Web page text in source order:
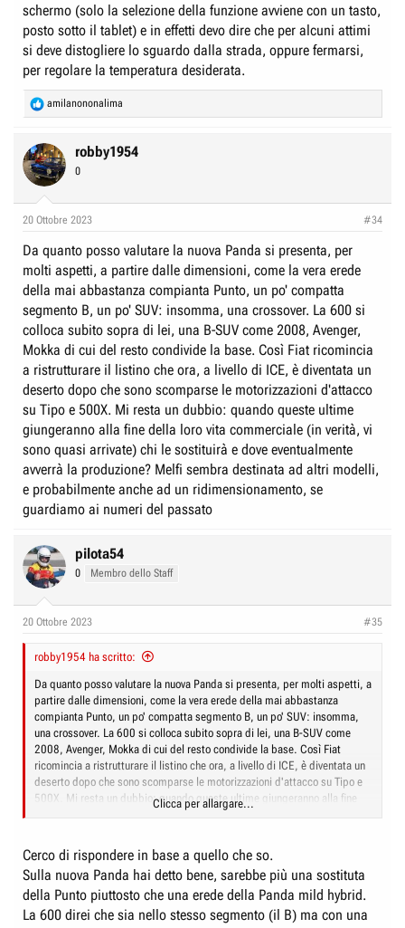
schermo (solo la selezione della funzione avviene con un tasto,
posto sotto il tablet) e in effetti devo dire che per alcuni attimi
si deve distogliere lo sguardo dalla strada, oppure fermarsi,
per regolare la temperatura desiderata.
R
e
c
t
i
s
amilanononalima
robby1954
0
20 Ottobre 2023 #34
Da quanto posso valutare la nuova Panda si presenta, per
molti aspetti, a partire dalle dimensioni, come la vera erede
della mai abbastanza compianta Punto, un po' compatta
segmento B, un po' SUV: insomma, una crossover. La 600 si
colloca subito sopra di lei, una B-SUV come 2008, Avenger,
Mokka di cui del resto condivide la base. Così Fiat ricomincia
a ristrutturare il listino che ora, a livello di ICE, è diventata un
deserto dopo che sono scomparse le motorizzazioni d'attacco
su Tipo e 500X. Mi resta un dubbio: quando queste ultime
giungeranno alla fine della loro vita commerciale (in verità, vi
sono quasi arrivate) chi le sostituirà e dove eventualmente
avverrà la produzione? Melfi sembra destinata ad altri modelli,
e probabilmente anche ad un ridimensionamento, se
guardiamo ai numeri del passato
pilota54
0 Membro dello Staff
20 Ottobre 2023 #35
robby1954 ha scritto:
Da quanto posso valutare la nuova Panda si presenta, per molti aspetti, a
partire dalle dimensioni, come la vera erede della mai abbastanza
compianta Punto, un po' compatta segmento B, un po' SUV: insomma,
una crossover. La 600 si colloca subito sopra di lei, una B-SUV come
2008, Avenger, Mokka di cui del resto condivide la base. Così Fiat
ricomincia a ristrutturare il listino che ora, a livello di ICE, è diventata un
deserto dopo che sono scomparse le motorizzazioni d'attacco su Tipo e
500X. Mi resta un dubbio: quando queste ultime giungeranno alla fine
della loro vita commerciale (in verità, vi sono quasi arrivate) chi le
destinata ad altri modelli, e probabilmente anche ad un
ridimensionamento, se guardiamo ai numeri del passato
Clicca per allargare...
Cerco di rispondere in base a quello che so.
Sulla nuova Panda hai detto bene, sarebbe più una sostituta
della Punto piuttosto che una erede della Panda mild hybrid.
La 600 direi che sia nello stesso segmento (il B) ma con una